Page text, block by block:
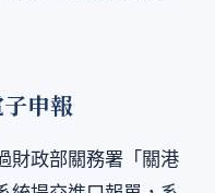
申報
財政部關務署「關港